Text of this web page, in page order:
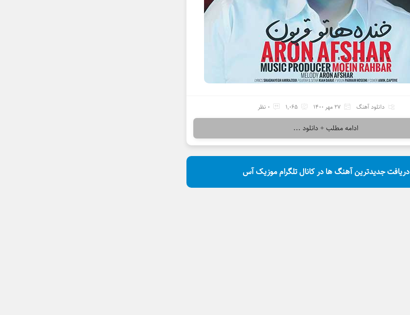
دانلود آهنگ 27 مهر 1400 1,065 0 نظر
ادامه مطلب + دانلود ...
دریافت جدیدترین آهنگ ها در کانال تلگرام موزیک آس